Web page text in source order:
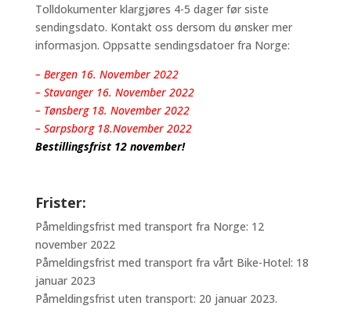
Tolldokumenter klargjøres 4-5 dager før siste
sendingsdato. Kontakt oss dersom du ønsker mer
informasjon. Oppsatte sendingsdatoer fra Norge:
– Bergen 16. November 2022
– Stavanger 16. November 2022
– Tønsberg 18. November 2022
– Sarpsborg 18.November 2022
Bestillingsfrist 12 november!
Frister:
Påmeldingsfrist med transport fra Norge: 12
november 2022
Påmeldingsfrist med transport fra vårt Bike-Hotel: 18
januar 2023
Påmeldingsfrist uten transport: 20 januar 2023.